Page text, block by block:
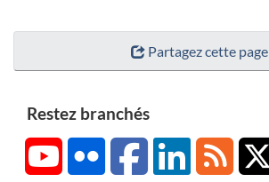
Partagez cette page
Restez branchés
YouTubeFlickr FacebookLinkedInRSS